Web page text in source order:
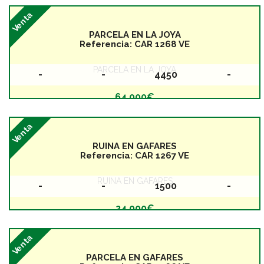
PARCELA EN LA JOYA
Referencia: CAR 1268 VE
PARCELA EN LA JOYA
Venta
64.000€
- -
Dormitorios
4450
Superficie
-
RUINA EN GAFARES
Referencia: CAR 1267 VE
RUINA EN GAFARES
Venta
24.000€
- - 1500
Superficie
-
PARCELA EN GAFARES
Venta